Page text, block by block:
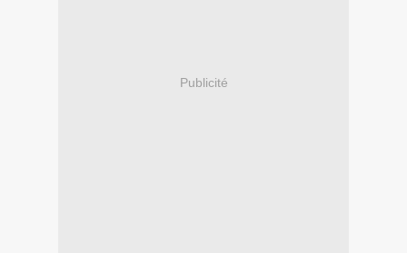
Publicité